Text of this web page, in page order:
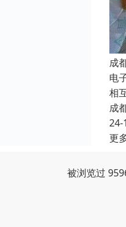
成
电
相
成
24-
更
被浏览过